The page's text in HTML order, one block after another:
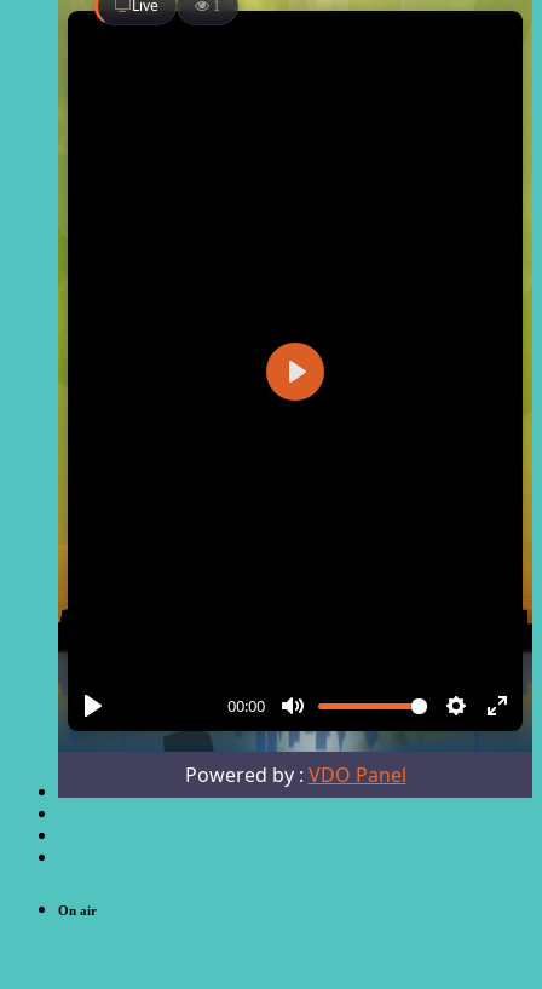
On air